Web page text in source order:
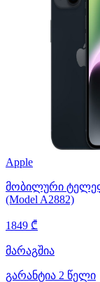
Apple
მობილური
(Model A2882)
1849 ₾
მარაგშია
გარანტია 2 წელი